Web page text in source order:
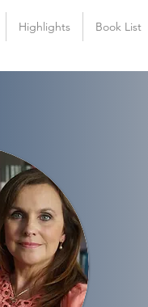
Highlights Book List